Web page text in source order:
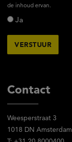
Contact
Weesperstraat 3
1018 DN Amsterdam
heb
het
reglement
van
Unlimited
stem
in
de inhoud ervan.
Ja